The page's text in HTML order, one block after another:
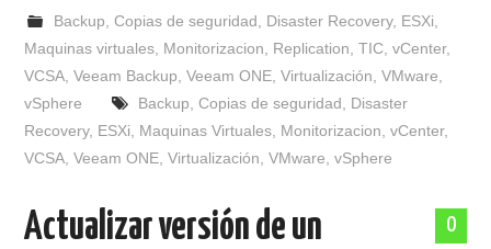
Backup Copias de seguridad Disaster Recovery, ESXi
Maquinas virtuales Monitorizacion Replication ,TIC ,vCenter,
VCSA ,Veeam Backup ,Veeam ONE ,Virtualización ,VMware
vSphere
Backup Copias de seguridad
Disaster
Recovery, ESXi Maquinas Virtuales Monitorizacion ,vCenter,
VCSA ,Veeam ONE ,Virtualización ,VMware ,vSphere
0
Actualizar versión de un